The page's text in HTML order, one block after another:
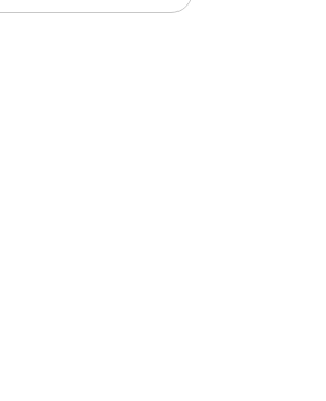
nueva casa o B) te hará